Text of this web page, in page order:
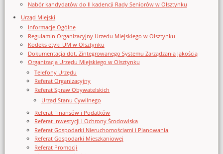
Nabór kandydatów do II kadencji Rady Seniorów w Olsztynku
Urząd Miejski
Informacje Ogólne
Regulamin Organizacyjny Urzedu Miejskiego w Olsztynku
Kodeks etyki UM w Olsztynku
Dokumentacja dot. Zintegrowanego Systemu Zarządzania Jakością
Organizacja Urzędu Miejskiego w Olsztynku
Telefony Urzędu
Referat Organizacyjny
Referat Spraw Obywatelskich
Urząd Stanu Cywilnego
Referat Finansów i Podatków
Referat Inwestycji i Ochrony Środowiska
Referat Gospodarki Nieruchomościami i Planowania
Referat Gospodarki Mieszkaniowej
Referat Promocji